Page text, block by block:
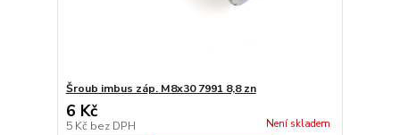
Šroub imbus záp. M8x30 7991 8,8 zn
6 Kč
5 Kč bez DPH Není skladem